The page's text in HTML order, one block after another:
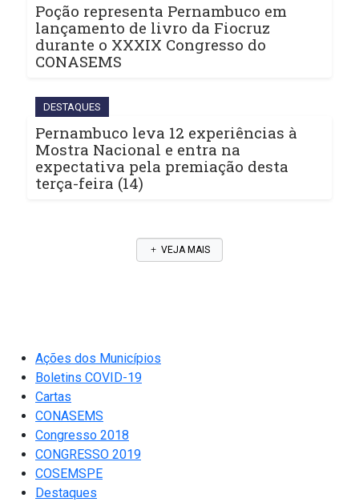
Poção representa Pernambuco em
lançamento de livro da Fiocruz
durante o XXXIX Congresso do
CONASEMS
DESTAQUES
Pernambuco leva 12 experiências à
Mostra Nacional e entra na
expectativa pela premiação desta
terça-feira (14)
VEJA MAIS
Ações dos Municípios
Boletins COVID-19
Cartas
CONASEMS
Congresso 2018
CONGRESSO 2019
COSEMSPE
Destaques